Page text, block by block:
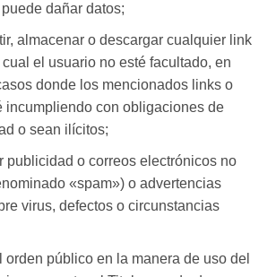
dañar datos;
almacenar o descargar cualquier link
el usuario no esté facultado, en
donde los mencionados links o
incumpliendo con obligaciones de
o sean ilícitos;
publicidad o correos electrónicos no
«spam») o advertencias
virus, defectos o circunstancias
orden público en la manera de uso del